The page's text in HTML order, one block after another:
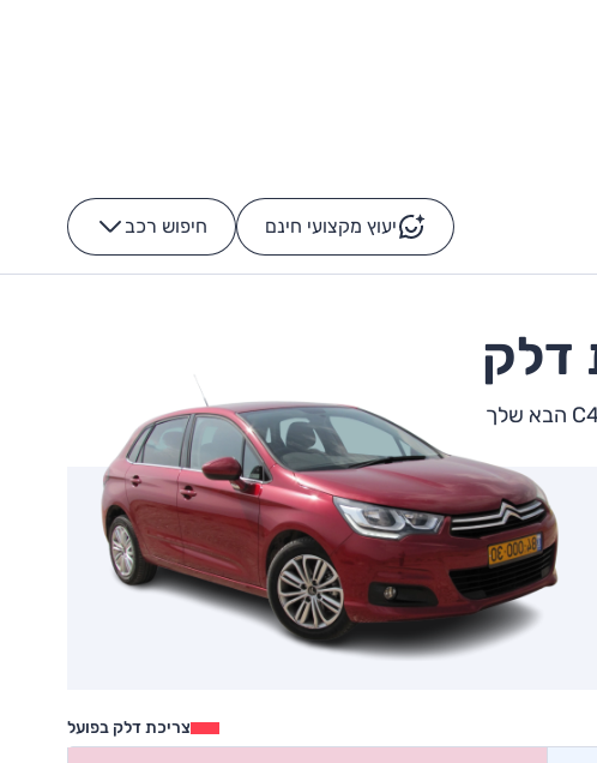
יעוץ מקצועי חינם חיפוש רכב -
צריכת דלק בפועל